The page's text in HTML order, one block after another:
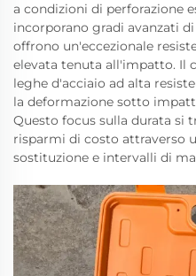
a condizioni di perforazione
incorporano gradi avanzati
offrono un'eccezionale
elevata tenuta all'impatto. Il
leghe d'acciaio ad alta
la deformazione sotto
Questo focus sulla durata si
risparmi di costo attraverso
sostituzione e intervalli di